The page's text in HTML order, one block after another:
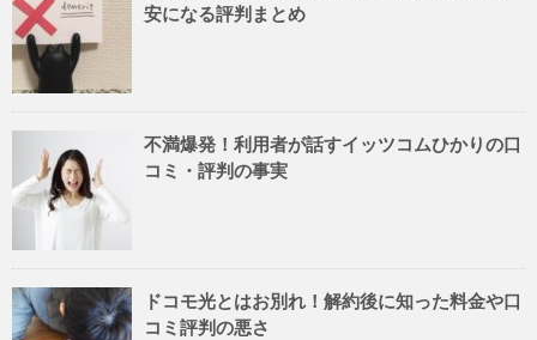
安になる評判まとめ
不満爆発！利用者が話すイッツコムひかりの口
コミ・評判の事実
ドコモ光とはお別れ！解約後に知った料金や口
コミ評判の悪さ